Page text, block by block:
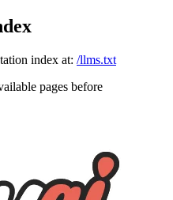
index at: /llms.txt
pages before